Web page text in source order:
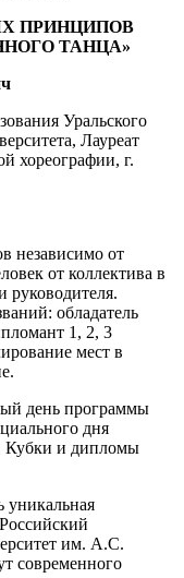
ПРИНЦИПОВ
ТАНЦА»
Уральского
Лауреат
хореографии, г.
независимо от
от коллектива в
руководителя.
обладатель
1, 2, 3
мест в
день программы
дня
Кубки и дипломы
уникальная
им. А.С.
современного